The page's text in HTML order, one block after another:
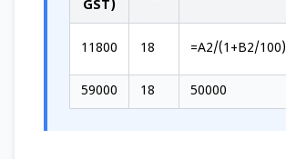
GST)
11800 18 =A2/(1+B2/100)
59000 18 50000